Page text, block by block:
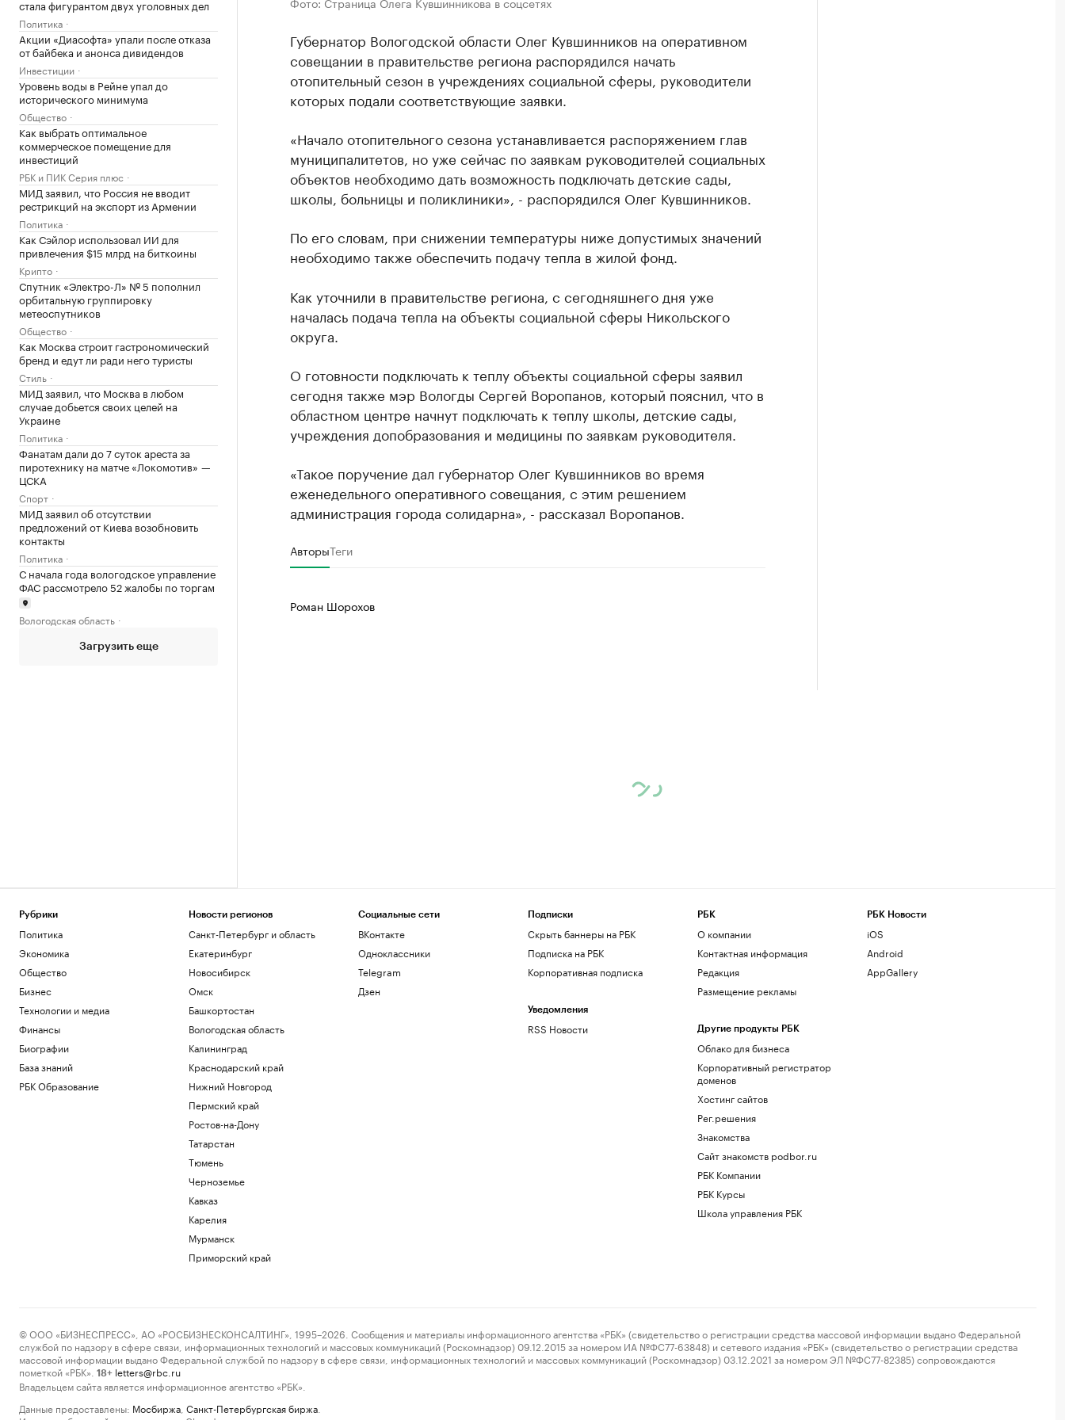
стала фигурантом двух уголовных дел
Политика
Акции «Диасофта» упали после отказа
от байбека и анонса дивидендов
Инвестиции
Уровень воды в Рейне упал до
исторического минимума
Общество
Как выбрать оптимальное
коммерческое помещение для
инвестиций
РБК и ПИК Серия плюс
МИД заявил, что Россия не вводит
рестрикций на экспорт из Армении
Политика
Как Сэйлор использовал ИИ для
привлечения $15 млрд на биткоины
Крипто
Спутник «Электро-Л» № 5 пополнил
орбитальную группировку
метеоспутников
Общество
Как Москва строит гастрономический
бренд и едут ли ради него туристы
Стиль
МИД заявил, что Москва в любом
случае добьется своих целей на
Украине
Политика
Фанатам дали до 7 суток ареста за
пиротехнику на матче «Локомотив» —
ЦСКА
Спорт
МИД заявил об отсутствии
предложений от Киева возобновить
контакты
Политика
С начала года вологодское управление
ФАС рассмотрело 52 жалобы по торгам
Вологодская область
Загрузить еще
Губернатор Вологодской области Олег Кувшинников на оперативном
совещании в правительстве региона распорядился начать
отопительный сезон в учреждениях социальной сферы, руководители
которых подали соответствующие заявки.
«Начало отопительного сезона устанавливается распоряжением глав
муниципалитетов, но уже сейчас по заявкам руководителей социальных
объектов необходимо дать возможность подключать детские сады,
школы, больницы и поликлиники», - распорядился Олег Кувшинников.
По его словам, при снижении температуры ниже допустимых значений
необходимо также обеспечить подачу тепла в жилой фонд.
Как уточнили в правительстве региона, с сегодняшнего дня уже
началась подача тепла на объекты социальной сферы Никольского
округа.
О готовности подключать к теплу объекты социальной сферы заявил
сегодня также мэр Вологды Сергей Воропанов, который пояснил, что в
областном центре начнут подключать к теплу школы, детские сады,
учреждения допобразования и медицины по заявкам руководителя.
«Такое поручение дал губернатор Олег Кувшинников во время
еженедельного оперативного совещания, с этим решением
администрация города солидарна», - рассказал Воропанов.
АвторыТеги
Роман Шорохов
Рубрики
Политика
Экономика
Общество
Бизнес
Технологии и медиа
Финансы
Биографии
База знаний
РБК Образование
Новости регионов
Санкт-Петербург и область
Екатеринбург
Новосибирск
Омск
Башкортостан
Вологодская область
Калининград
Краснодарский край
Нижний Новгород
Пермский край
Ростов-на-Дону
Татарстан
Тюмень
Черноземье
Кавказ
Карелия
Мурманск
Приморский край
Социальные сети
ВКонтакте
Одноклассники
Telegram
Дзен
Подписки
Скрыть баннеры на РБК
Подписка на РБК
Корпоративная подписка
Уведомления
RSS Новости
РБК
О компании
Контактная информация
Редакция
Размещение рекламы
Другие продукты РБК
Облако для бизнеса
Корпоративный регистратор
доменов
Хостинг сайтов
Рег.решения
Знакомства
Сайт знакомств podbor.ru
РБК Компании
РБК Курсы
Школа управления РБК
РБК Новости
iOS
Android
AppGallery
© ООО «БИЗНЕСПРЕСС», АО «РОСБИЗНЕСКОНСАЛТИНГ», 1995–2026. Сообщения и материалы информационного агентства «РБК» (свидетельство о регистрации средства массовой информации выдано Федеральной
службой по надзору в сфере связи, информационных технологий и массовых коммуникаций (Роскомнадзор) 09.12.2015 за номером ИА №ФС77-63848) и сетевого издания «РБК» (свидетельство о регистрации средства
массовой информации выдано Федеральной службой по надзору в сфере связи, информационных технологий и массовых коммуникаций (Роскомнадзор) 03.12.2021 за номером ЭЛ №ФС77-82385) сопровождаются
пометкой «РБК».
18+ letters@rbc.ru
Владельцем сайта является информационное агентство «РБК».
Данные предоставлены: Мосбиржа Санкт-Петербургская биржа